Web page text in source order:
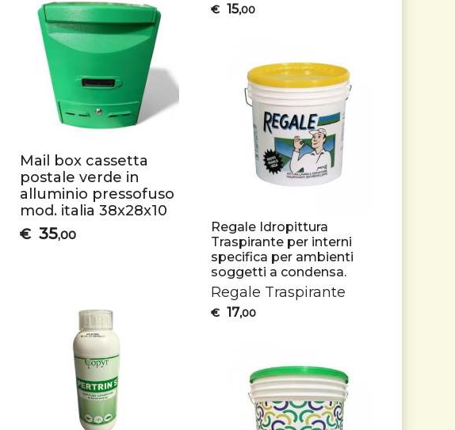
Mail box cassetta
postale verde in
alluminio pressofuso
mod. italia 38x28x10
€ 35,00
€ 15,00
Regale Idropittura
Traspirante per interni
specifica per ambienti
soggetti a condensa.
Regale Traspirante
€ 17,00